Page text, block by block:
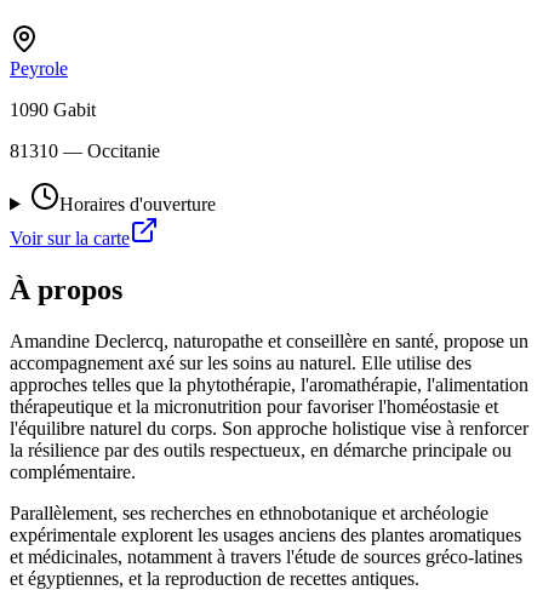
Peyrole
1090 Gabit
81310 — Occitanie
Horaires d'ouverture
Voir sur la carte
À propos
Amandine Declercq, naturopathe et conseillère en santé, propose un
accompagnement axé sur les soins au naturel. Elle utilise des
approches telles que la phytothérapie, l'aromathérapie, l'alimentation
thérapeutique et la micronutrition pour favoriser l'homéostasie et
l'équilibre naturel du corps. Son approche holistique vise à renforcer
la résilience par des outils respectueux, en démarche principale ou
complémentaire.
Parallèlement, ses recherches en ethnobotanique et archéologie
expérimentale explorent les usages anciens des plantes aromatiques
et médicinales, notamment à travers l'étude de sources gréco-latines
et égyptiennes, et la reproduction de recettes antiques.